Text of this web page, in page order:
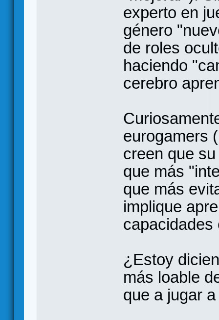
experto en
género
de roles
haciendo
cerebro
eurogamers
creen que
que más
que más
implique
capacidades
¿Estoy
más loable
que a jugar